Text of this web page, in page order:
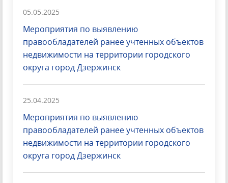
05.05.2025
Мероприятия по выявлению
правообладателей ранее учтенных объектов
недвижимости на территории городского
округа город Дзержинск
25.04.2025
Мероприятия по выявлению
правообладателей ранее учтенных объектов
недвижимости на территории городского
округа город Дзержинск